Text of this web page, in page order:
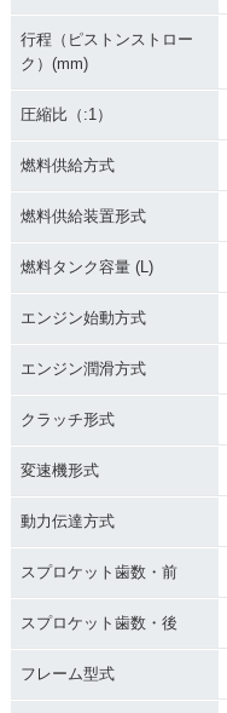
行程（ピストンストロー
ク）(mm)
圧縮比（:1）
燃料供給方式
燃料供給装置形式
燃料タンク容量 (L)
エンジン始動方式
エンジン潤滑方式
クラッチ形式
変速機形式
動力伝達方式
スプロケット歯数・前
スプロケット歯数・後
フレーム型式